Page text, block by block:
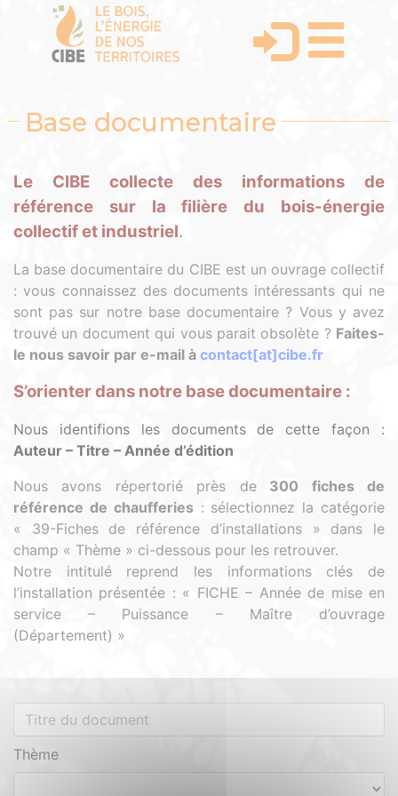
Base documentaire
Le CIBE collecte des informations de
référence sur la filière du bois-énergie
collectif et industriel.
La base documentaire du CIBE est un ouvrage collectif
: vous connaissez des documents intéressants qui ne
sont pas sur notre base documentaire ? Vous y avez
trouvé un document qui vous parait obsolète ? Faites-
le nous savoir par e-mail à contact[at]cibe.fr
S’orienter dans notre base documentaire :
Nous identifions les documents de cette façon :
Auteur – Titre – Année d’édition
Nous avons répertorié près de300 fiches de
référence de chaufferies : sélectionnez la catégorie
« 39-Fiches de référence d’installations » dans le
champ « Thème » ci-dessous pour les retrouver.
Notre intitulé reprend les informations clés de
l’installation présentée : « FICHE – Année de mise en
service – Puissance – Maître d’ouvrage
(Département) »
Thème